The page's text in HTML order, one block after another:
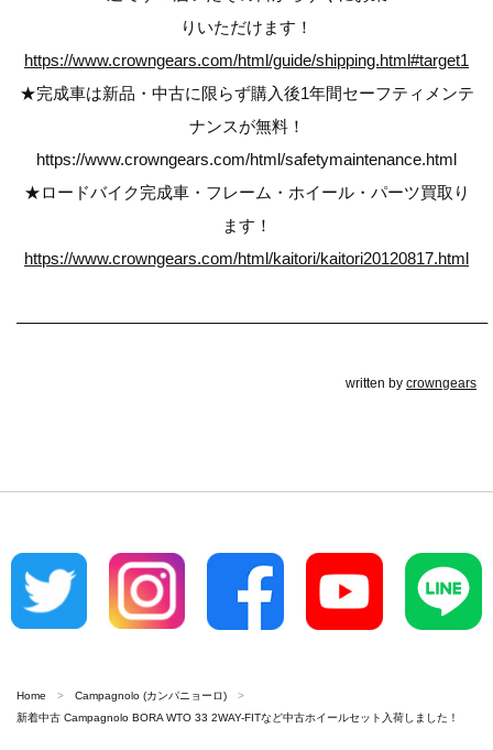
りいただけます！
https://www.crowngears.com/html/guide/shipping.html#target1
★完成車は新品・中古に限らず購入後1年間セーフティメンテ
ナンスが無料！
https://www.crowngears.com/html/safetymaintenance.html
★ロードバイク完成車・フレーム・ホイール・パーツ買取り
ます！
https://www.crowngears.com/html/kaitori/kaitori20120817.html
————————————————————————————–
written by crowngears
Home
Campagnolo (カンパニョーロ)
新着中古 Campagnolo BORA WTO 33 2WAY-FITなど中古ホイールセット入荷しました！